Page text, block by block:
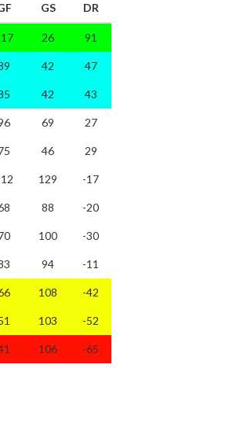
GS DR
26 91
42 47
42 43
69 27
46 29
129 -17
88 -20
100 -30
94 -11
108 -42
103 -52
106 -65